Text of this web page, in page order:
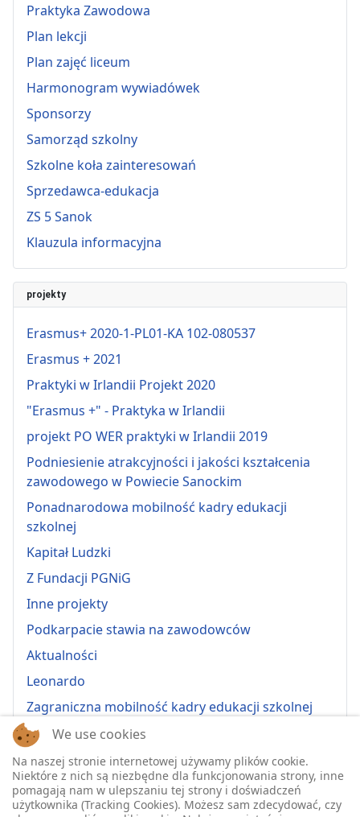
Praktyka Zawodowa
Plan lekcji
Plan zajęć liceum
Harmonogram wywiadówek
Sponsorzy
Samorząd szkolny
Szkolne koła zainteresowań
Sprzedawca-edukacja
ZS 5 Sanok
Klauzula informacyjna
projekty
Erasmus+ 2020-1-PL01-KA 102-080537
Erasmus + 2021
Praktyki w Irlandii Projekt 2020
"Erasmus +" - Praktyka w Irlandii
projekt PO WER praktyki w Irlandii 2019
Podniesienie atrakcyjności i jakości kształcenia
zawodowego w Powiecie Sanockim
Ponadnarodowa mobilność kadry edukacji
szkolnej
Kapitał Ludzki
Z Fundacji PGNiG
Inne projekty
Podkarpacie stawia na zawodowców
Aktualności
Leonardo
Zagraniczna mobilność kadry edukacji szkolnej
Erasmus+ 2022-1-PL01-KA121-VET-000064815
Erasmus + 2022-1-PL01-KA121-SCH-000064635
Erasmus + 2023-1-PL01-KA121-SCH-000135484
Erasmus + 2023-1-PL01-KA121-VET-000139220
We use cookies
Na naszej stronie internetowej używamy plików cookie.
Niektóre z nich są niezbędne dla funkcjonowania strony, inne
pomagają nam w ulepszaniu tej strony i doświadczeń
użytkownika (Tracking Cookies). Możesz sam zdecydować, czy